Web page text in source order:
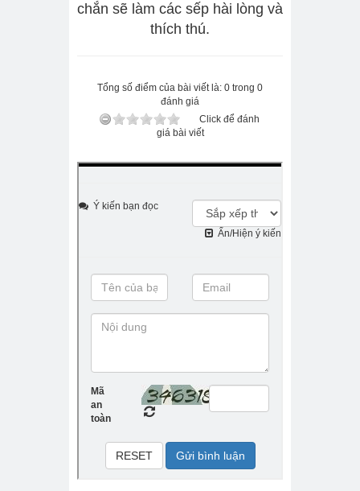
chắn sẽ làm các sếp hài lòng và
thích thú.
Tổng số điểm của bài viết là: 0 trong 0
đánh giá
Click để đánh
giá bài viết